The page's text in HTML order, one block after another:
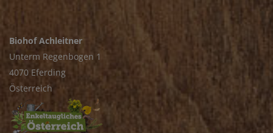
Biohof Achleitner
Unterm Regenbogen 1
4070 Eferding
Österreich